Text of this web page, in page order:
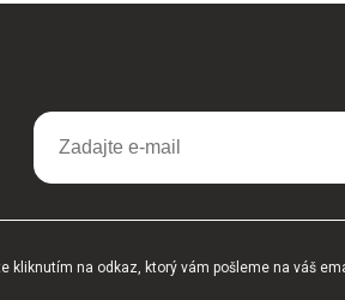
na odkaz, ktorý vám pošleme na váš